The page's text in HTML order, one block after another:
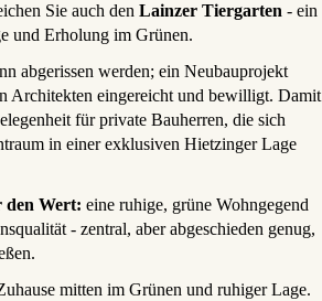
Sie auch den Lainzer Tiergarten - ein
und Erholung im Grünen.
abgerissen werden; ein Neubauprojekt
Architekten eingereicht und bewilligt. Damit
für private Bauherren, die sich
in einer exklusiven Hietzinger Lage
den Wert: eine ruhige, grüne Wohngegend
- zentral, aber abgeschieden genug,
mitten im Grünen und ruhiger Lage.